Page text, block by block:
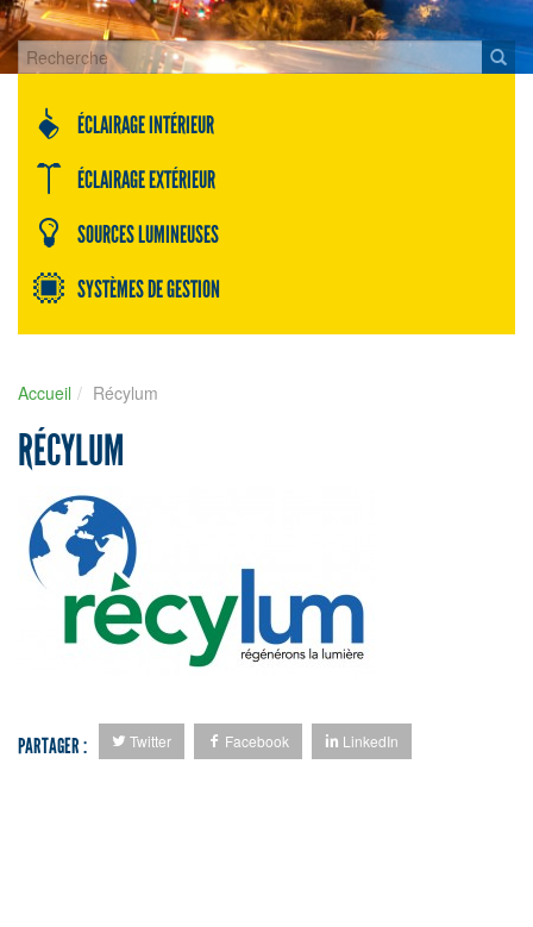
ÉCLAIRAGE INTÉRIEUR
ÉCLAIRAGE EXTÉRIEUR
SOURCES LUMINEUSES
SYSTÈMES DE GESTION
Accueil Récylum
RÉCYLUM
PARTAGER : Twitter Facebook LinkedIn